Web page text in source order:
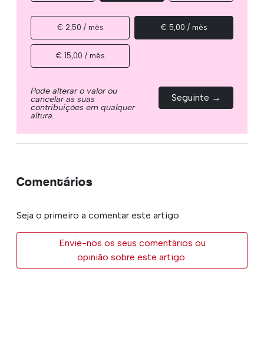
€ 2,50 / mês € 5,00 / mês
€ 15,00 / mês
Pode alterar o valor ou
cancelar as suas
contribuições em qualquer
altura.
Seguinte →
Comentários
Seja o primeiro a comentar este artigo
Envie-nos os seus comentários ou
opinião sobre este artigo.